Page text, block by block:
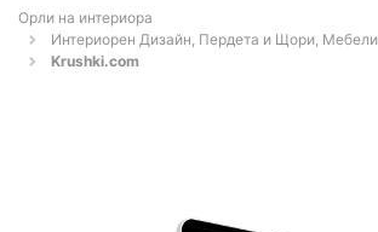
Орли на интериора
Интериорен Дизайн, Пердета и Щори,
Krushki.com